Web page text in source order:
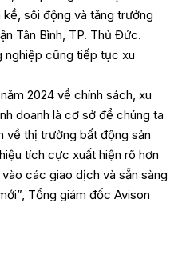
sôi động và tăng trưởng
Tân Bình, TP. Thủ Đức.
nghiệp cũng tiếp tục xu
2024 về chính sách, xu
doanh là cơ sở để chúng ta
về thị trường bất động sản
tích cực xuất hiện rõ hơn
các giao dịch và sẵn sàng
Tổng giám đốc Avison